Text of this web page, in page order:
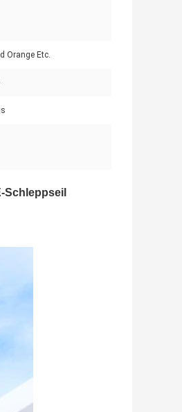
Orange Etc.
Schleppseil